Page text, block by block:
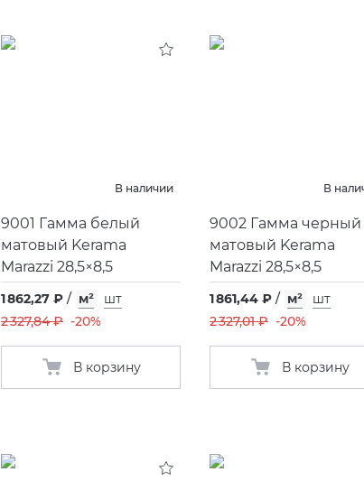
В наличии
9001 Гамма белый
матовый Kerama
Marazzi 28,5×8,5
1 862,27 ₽ / м²
шт
2 327,84 ₽ -20%
В корзину
В
9002 Гамма черный
матовый Kerama
Marazzi 28,5×8,5
1 861,44 ₽ / м²
шт
2 327,01 ₽ -20%
В корзину